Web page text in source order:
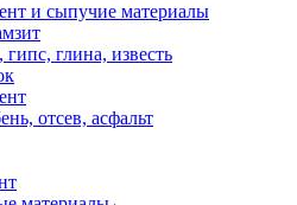
и сыпучие материалы
глина, известь
отсев, асфальт